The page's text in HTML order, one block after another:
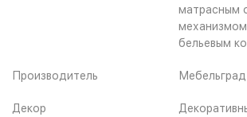
матрасным
бельевым
Производитель Мебельград
Декор